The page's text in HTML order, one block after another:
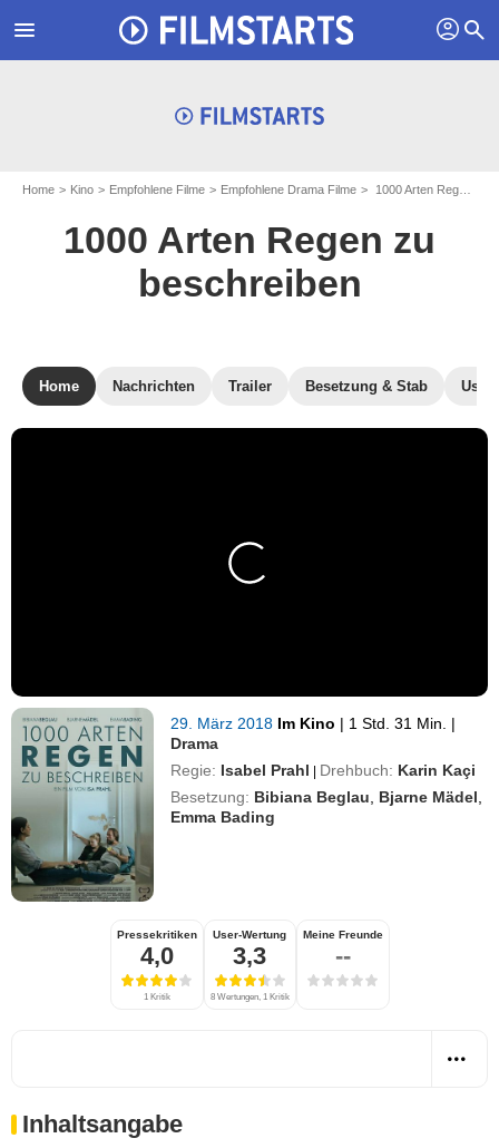
menu profil search
Home Kino Empfohlene Filme Empfohlene Drama Filme 1000 Arten Regen zu beschreiben
1000 Arten Regen zu
beschreiben
Home Nachrichten Trailer Besetzung & Stab
29. März 2018 Im Kino | 1 Std. 31 Min. |
Drama
Regie: Isabel Prahl | Drehbuch: Karin Kaçi
Besetzung: Bibiana Beglau Bjarne Mädel
Emma Bading
Pressekritiken
4,0
1 Kritik
User-Wertung
3,3
8 Wertungen, 1 Kritik
Meine Freunde
--
Inhaltsangabe